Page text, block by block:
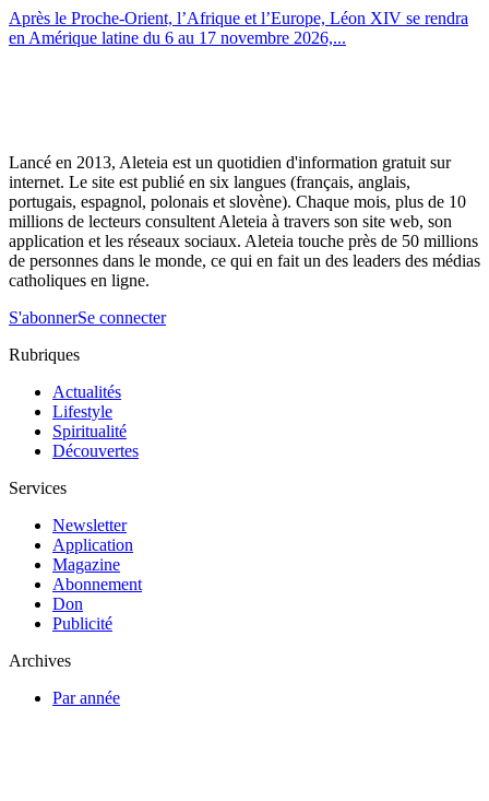
Après le Proche-Orient, l’Afrique et l’Europe, Léon XIV se rendra
en Amérique latine du 6 au 17 novembre 2026,...
Lancé en 2013, Aleteia est un quotidien d'information gratuit sur
internet. Le site est publié en six langues (français, anglais,
portugais, espagnol, polonais et slovène). Chaque mois, plus de 10
millions de lecteurs consultent Aleteia à travers son site web, son
application et les réseaux sociaux. Aleteia touche près de 50 millions
de personnes dans le monde, ce qui en fait un des leaders des médias
catholiques en ligne.
S'abonnerSe connecter
Rubriques
Actualités
Lifestyle
Spiritualité
Découvertes
Services
Newsletter
Application
Magazine
Abonnement
Don
Publicité
Archives
Par année